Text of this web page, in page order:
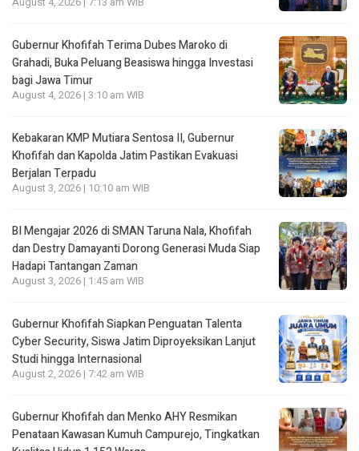
Gubernur Khofifah Terima Dubes Maroko di
Grahadi, Buka Peluang Beasiswa hingga Investasi
bagi Jawa Timur
August 4, 2026 | 3:10 am WIB
Kebakaran KMP Mutiara Sentosa II, Gubernur
Khofifah dan Kapolda Jatim Pastikan Evakuasi
Berjalan Terpadu
August 3, 2026 | 10:10 am WIB
BI Mengajar 2026 di SMAN Taruna Nala, Khofifah
dan Destry Damayanti Dorong Generasi Muda Siap
Hadapi Tantangan Zaman
August 3, 2026 | 1:45 am WIB
Gubernur Khofifah Siapkan Penguatan Talenta
Cyber Security, Siswa Jatim Diproyeksikan Lanjut
Studi hingga Internasional
August 2, 2026 | 7:42 am WIB
Gubernur Khofifah dan Menko AHY Resmikan
Penataan Kawasan Kumuh Campurejo, Tingkatkan